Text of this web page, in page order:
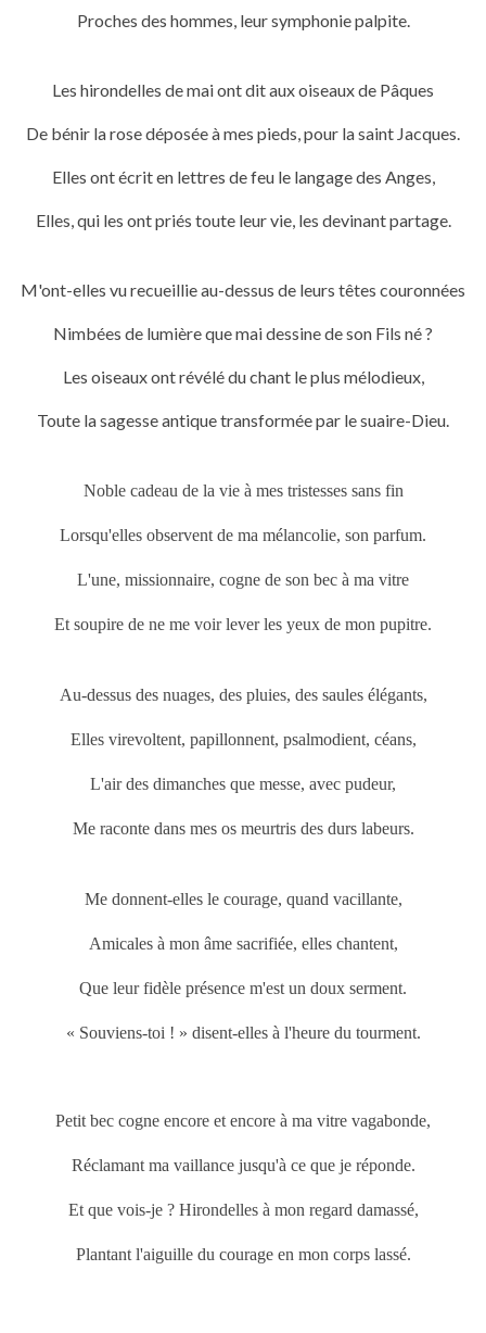
Proches des hommes, leur symphonie palpite.
Les hirondelles de mai ont dit aux oiseaux de Pâques
De bénir la rose déposée à mes pieds, pour la saint Jacques.
Elles ont écrit en lettres de feu le langage des Anges,
Elles, qui les ont priés toute leur vie, les devinant partage.
M'ont-elles vu recueillie au-dessus de leurs têtes couronnées
Nimbées de lumière quemai dessine de son Fils né ?
Les oiseaux ont révélé du chant le plus mélodieux,
Toute la sagesse antique transformée par le suaire-Dieu.
Noble cadeau de la vie à mes tristesses sans fin
Lorsqu'elles observent de ma mélancolie, son parfum.
L'une, missionnaire, cogne de son bec à ma vitre
Et soupire de ne me voir lever les yeux de mon pupitre.
Au-dessus des nuages, des pluies, des saules élégants,
Elles virevoltent, papillonnent, psalmodient, céans,
L'air des dimanches que messe, avec pudeur,
Me raconte dans mes os meurtris des durs labeurs.
Me donnent-elles le courage, quand vacillante,
Amicales à mon âme sacrifiée, elles chantent,
Que leur fidèle présence m'est un doux serment.
« Souviens-toi ! » disent-elles à l'heure du tourment.
Petit bec cogne encore et encore à ma vitre vagabonde,
Réclamant ma vaillance jusqu'à ce que je réponde.
Et que vois-je ? Hirondelles à mon regard damassé,
Plantant l'aiguille du courage en mon corps lassé.